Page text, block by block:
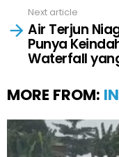
Next article
Air Terjun
Punya
Waterfall
MORE FROM: